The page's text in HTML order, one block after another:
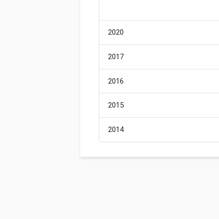
2020
2017
2016
2015
2014